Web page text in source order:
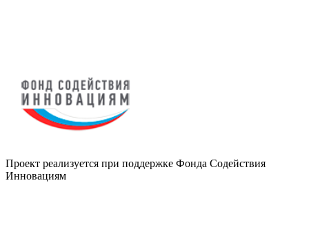
Проект реализуется при поддержке Фонда Содействия
Инновациям